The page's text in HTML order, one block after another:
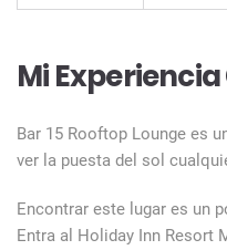
Mi Experiencia
Bar 15 Rooftop Lounge es
ver la puesta del sol
Encontrar este lugar es un
Entra al Holiday Inn Resort